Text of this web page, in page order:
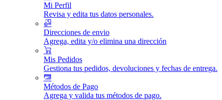
Mi Perfil
Revisa y edita tus datos personales.
Direcciones de envio
Agrega, edita y/o elimina una dirección
Mis Pedidos
Gestiona tus pedidos, devoluciones y fechas de entrega.
Métodos de Pago
Agrega y valida tus métodos de pago.